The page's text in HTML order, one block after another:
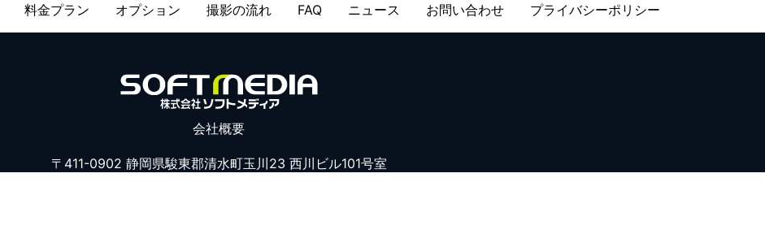
料金プラン オプション 撮影の流れ FAQ ニュース お問い合わせ プライバシーポリシー
会社概要
〒411-0902 静岡県駿東郡清水町玉川23 西川ビル101号室